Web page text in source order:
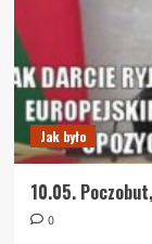
Jak było
10.05.
0